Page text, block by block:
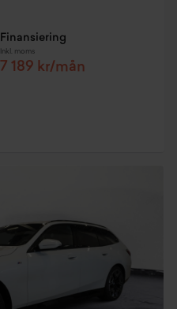
Finansiering
Inkl. moms
7 189 kr/mån